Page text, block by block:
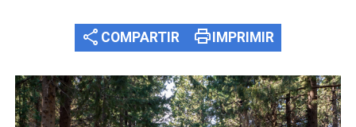
share COMPARTIR print IMPRIMIR